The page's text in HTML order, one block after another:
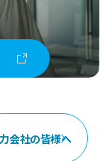
会社の皆様へ